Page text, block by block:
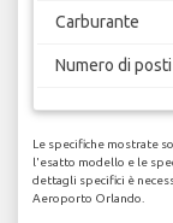
Carburante
Numero di posti
Le specifiche mostrate
l'esatto modello e le
dettagli specifici è
Aeroporto Orlando.